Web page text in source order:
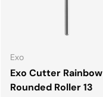
Exo
Exo Cutter Rainbow
Rounded Roller 13